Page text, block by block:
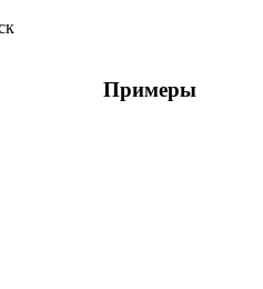
Примеры